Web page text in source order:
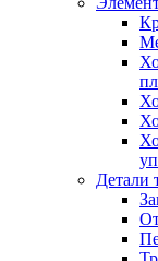
Детали